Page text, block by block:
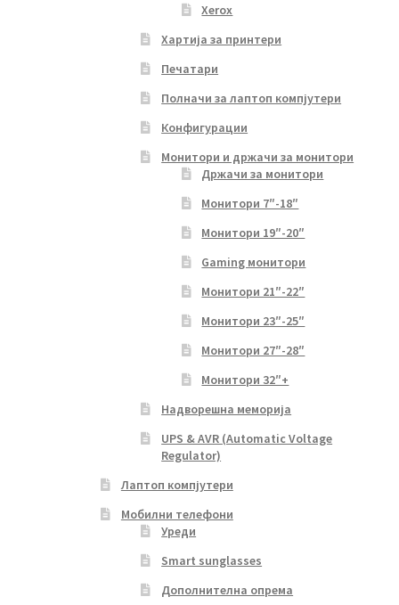
Xerox
Хартија за принтери
Печатари
Полначи за лаптоп компјутери
Конфигурации
Монитори и држачи за монитори
Држачи за монитори
Монитори 7″-18″
Монитори 19″-20″
Gaming монитори
Монитори 21″-22″
Монитори 23″-25″
Монитори 27″-28″
Монитори 32″+
Надворешна меморија
UPS & AVR (Automatic Voltage
Regulator)
Лаптоп компјутери
Мобилни телефони
Уреди
Smart sunglasses
Дополнителна опрема